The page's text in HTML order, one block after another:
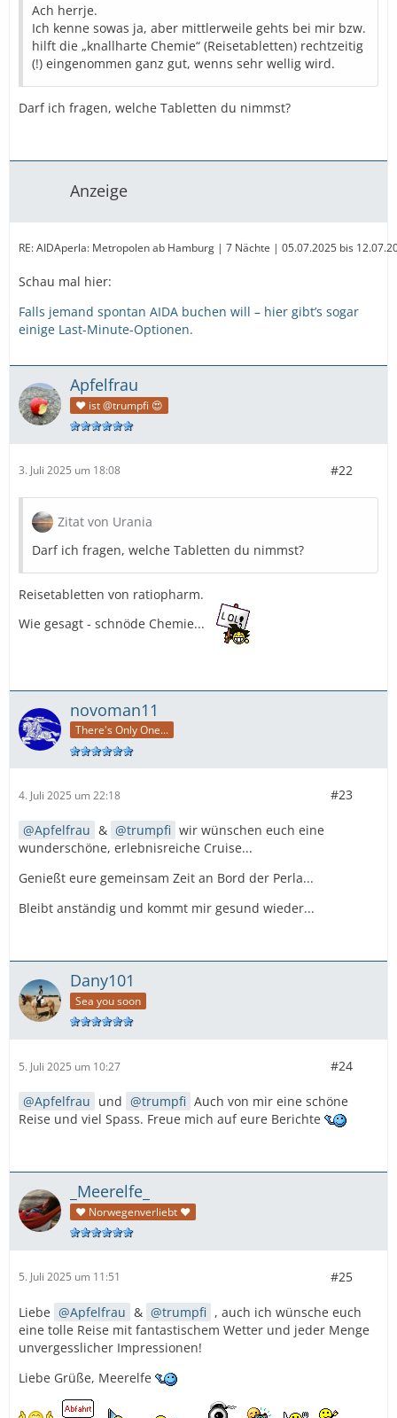
Ach herrje.
Ich kenne sowas ja, aber mittlerweile gehts bei mir bzw.
hilft die „knallharte Chemie“ (Reisetabletten) rechtzeitig
(!) eingenommen ganz gut, wenns sehr wellig wird.
Darf ich fragen, welche Tabletten du nimmst?
Anzeige
RE: AIDAperla: Metropolen ab Hamburg | 7 Nächte | 05.07.2025 bis
Schau mal hier:
Falls jemand spontan AIDA buchen will – hier gibt’s sogar
einige Last-Minute-Optionen.
Apfelfrau
❤️ ist @trumpfi 😍
3. Juli 2025 um 18:08 #22
Zitat von Urania
Darf ich fragen, welche Tabletten du nimmst?
Reisetabletten von ratiopharm.
Wie gesagt - schnöde Chemie...
novoman11
There's Only One...
4. Juli 2025 um 22:18 #23
Apfelfrau & trumpfi wir wünschen euch eine
wunderschöne, erlebnisreiche Cruise...
Genießt eure gemeinsam Zeit an Bord der Perla...
Bleibt anständig und kommt mir gesund wieder...
Dany101
Sea you soon
5. Juli 2025 um 10:27 #24
Apfelfrau und trumpfi Auch von mir eine schöne
Reise und viel Spass. Freue mich auf eure Berichte
_Meerelfe_
♥ Norwegenverliebt ♥
5. Juli 2025 um 11:51 #25
Liebe Apfelfrau & trumpfi , auch ich wünsche euch
eine tolle Reise mit fantastischem Wetter und jeder Menge
unvergesslicher Impressionen!
Liebe Grüße, Meerelfe